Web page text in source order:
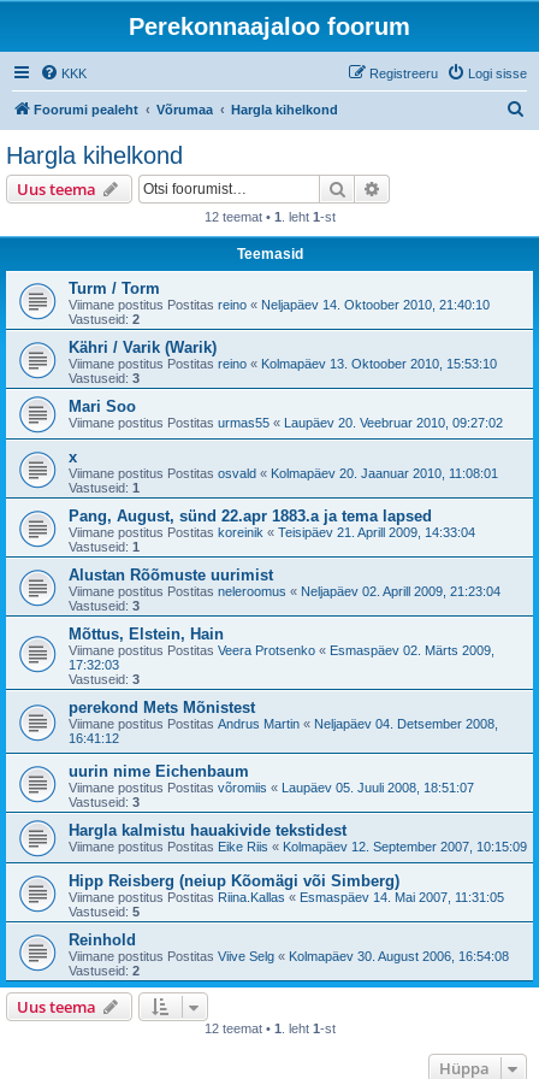
Perekonnaajaloo foorum
KKK Logi sisse
Registreeru
Foorumi pealeht Võrumaa Hargla kihelkond
Hargla kihelkond
Uus teema Otsi
12 teemat • 1 . leht 1-st
Teemasid
Turm / Torm
Viimane postitus Postitas reino « Neljapäev 14. Oktoober 2010, 21:40:10
Vastuseid: 2
Kähri / Varik (Warik)
Viimane postitus Postitas reino « Kolmapäev 13. Oktoober 2010, 15:53:10
Vastuseid: 3
Mari Soo
Viimane postitus Postitas urmas55 « Laupäev 20. Veebruar 2010, 09:27:02
x
Viimane postitus Postitas osvald « Kolmapäev 20. Jaanuar 2010, 11:08:01
Vastuseid: 1
Pang, August, sünd 22.apr 1883.a ja tema lapsed
Viimane postitus Postitas koreinik « Teisipäev 21. Aprill 2009, 14:33:04
Vastuseid: 1
Alustan Rõõmuste uurimist
Viimane postitus Postitas neleroomus « Neljapäev 02. Aprill 2009, 21:23:04
Vastuseid: 3
Mõttus, Elstein, Hain
Viimane postitus Postitas Veera Protsenko « Esmaspäev 02. Märts 2009,
17:32:03
Vastuseid: 3
perekond Mets Mõnistest
Viimane postitus Postitas Andrus Martin « Neljapäev 04. Detsember 2008,
16:41:12
uurin nime Eichenbaum
Viimane postitus Postitas võromiis « Laupäev 05. Juuli 2008, 18:51:07
Vastuseid: 3
Hargla kalmistu hauakivide tekstidest
Viimane postitus Postitas Eike Riis « Kolmapäev 12. September 2007, 10:15:09
Hipp Reisberg (neiup Kõomägi või Simberg)
Viimane postitus Postitas Riina.Kallas « Esmaspäev 14. Mai 2007, 11:31:05
Vastuseid: 5
Reinhold
Viimane postitus Postitas Viive Selg « Kolmapäev 30. August 2006, 16:54:08
Vastuseid: 2
Uus teema
12 teemat • 1 . leht 1-st
Hüppa